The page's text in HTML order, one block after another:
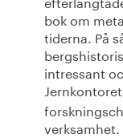
bok om
tiderna. På
intressant